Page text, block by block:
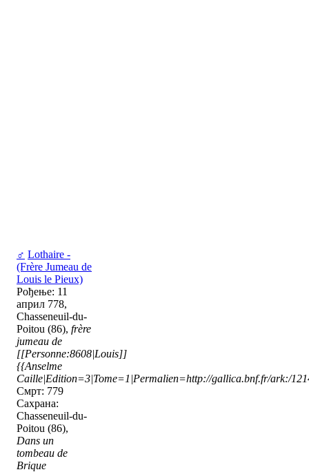
♂ Lothaire -
(Frère Jumeau de
Louis le Pieux)
Рођење: 11
април 778,
Chasseneuil-du-
Poitou (86), frère
jumeau de
[[Personne:8608|Louis]]
{{Anselme
Caille|Edition=3|Tome=1|Permalien=http://gallica.bnf.fr/ark:/
Смрт: 779
Сахрана:
Chasseneuil-du-
Poitou (86),
Dans un
tombeau de
Brique